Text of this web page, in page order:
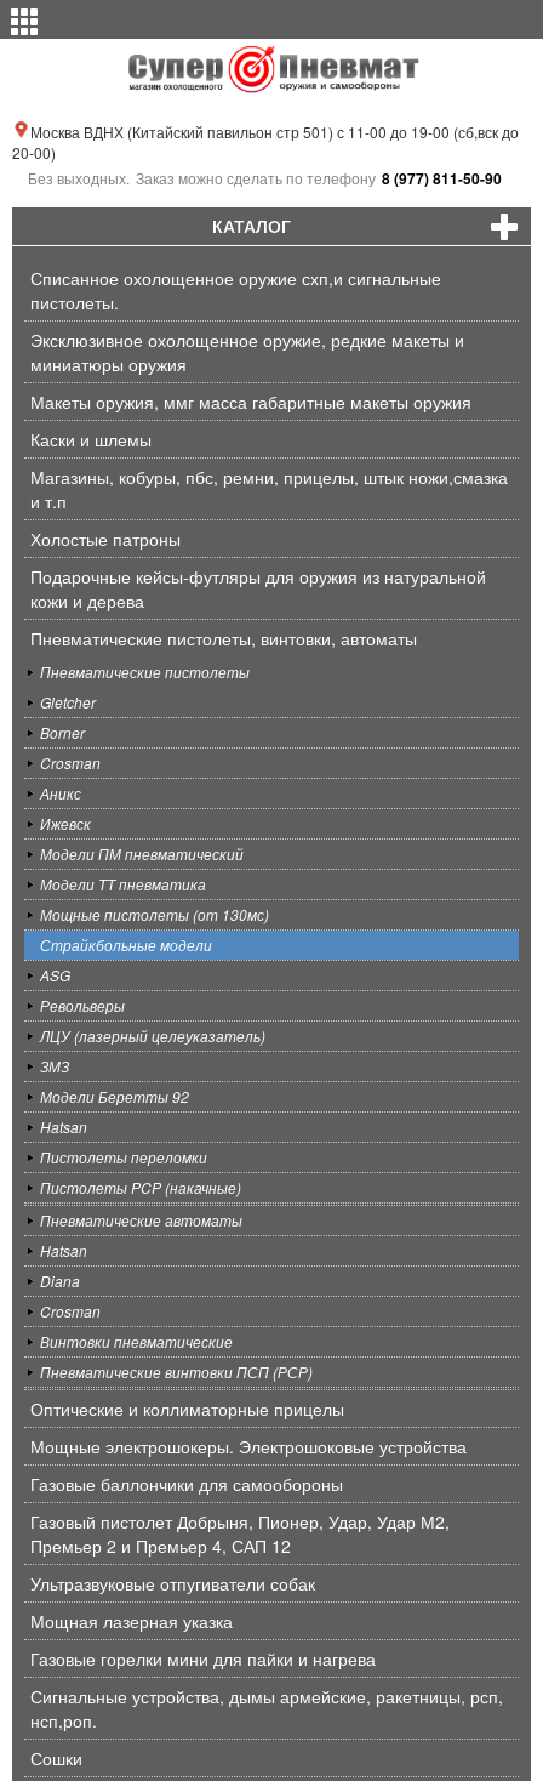
Москва ВДНХ (Китайский павильон стр 501) с 11-00 до 19-00 (сб,вск до
20-00)
Без выходных. Заказ можно сделать по телефону 8 (977) 811-50-90
КАТАЛОГ
Списанное охолощенное оружие схп,и сигнальные
пистолеты.
Эксклюзивное охолощенное оружие, редкие макеты и
миниатюры оружия
Макеты оружия, ммг масса габаритные макеты оружия
Каски и шлемы
Магазины, кобуры, пбс, ремни, прицелы, штык ножи,смазка
и т.п
Холостые патроны
Подарочные кейсы-футляры для оружия из натуральной
кожи и дерева
Пневматические пистолеты, винтовки, автоматы
Пневматические пистолеты
Gletcher
Borner
Crosman
Аникс
Ижевск
Модели ПМ пневматический
Модели ТТ пневматика
Мощные пистолеты (от 130мс)
Страйкбольные модели
ASG
Револьверы
ЛЦУ (лазерный целеуказатель)
ЗМЗ
Модели Беретты 92
Hatsan
Пистолеты переломки
Пистолеты PCP (накачные)
Пневматические автоматы
Hatsan
Diana
Crosman
Винтовки пневматические
Пневматические винтовки ПСП (РСР)
Оптические и коллиматорные прицелы
Мощные электрошокеры. Электрошоковые устройства
Газовые баллончики для самообороны
Газовый пистолет Добрыня, Пионер, Удар, Удар М2,
Премьер 2 и Премьер 4, САП 12
Ультразвуковые отпугиватели собак
Мощная лазерная указка
Газовые горелки мини для пайки и нагрева
Сигнальные устройства, дымы армейские, ракетницы, рсп,
нсп,роп.
Сошки